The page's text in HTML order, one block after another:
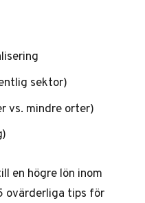
sektor)
vs. mindre orter)
en högre lön inom
ovärderliga tips för